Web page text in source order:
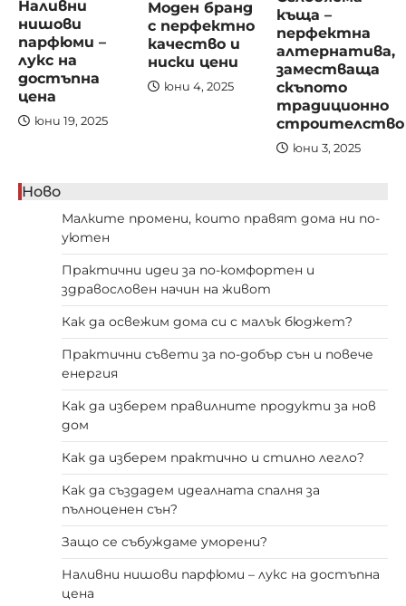
Наливни
нишови
парфюми –
лукс на
достъпна
цена
юни 19, 2025
Моден бранд
с перфектно
качество и
ниски цени
юни 4, 2025
къща –
перфектна
алтернатива,
заместваща
скъпото
традиционно
строителство
юни 3, 2025
Ново
Малките промени, които правят дома ни по-
уютен
Практични идеи за по-комфортен и
здравословен начин на живот
Как да освежим дома си с малък бюджет?
Практични съвети за по-добър сън и повече
енергия
Как да изберем правилните продукти за нов
дом
Как да изберем практично и стилно легло?
Как да създадем идеалната спалня за
пълноценен сън?
Защо се събуждаме уморени?
Наливни нишови парфюми – лукс на достъпна
цена